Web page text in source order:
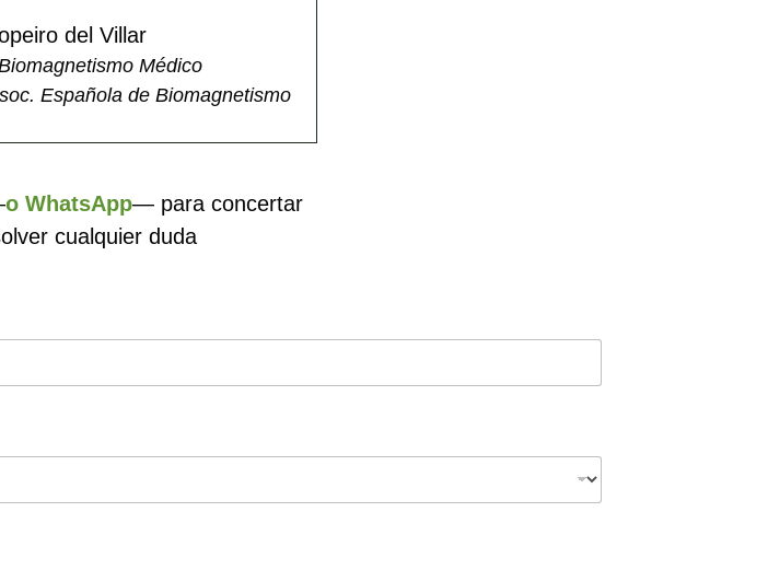
del Villar
Médico
Española de Biomagnetismo
o WhatsApp— para concertar
cualquier duda